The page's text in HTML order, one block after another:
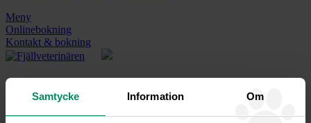
Samtycke Information Om
Meny
Onlinebokning
Kontakt & bokning
Mindre energibehov?